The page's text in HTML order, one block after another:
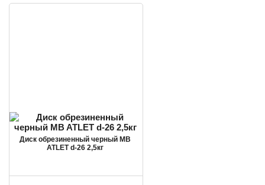
Диск обрезиненный черный MB
ATLET d-26 2,5кг